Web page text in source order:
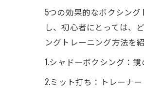
5つの効果的なボクシン
し、初心者にとっては、
ングトレーニング方法を紹
1.シャドーボクシング：
2.ミット打ち：トレーナ